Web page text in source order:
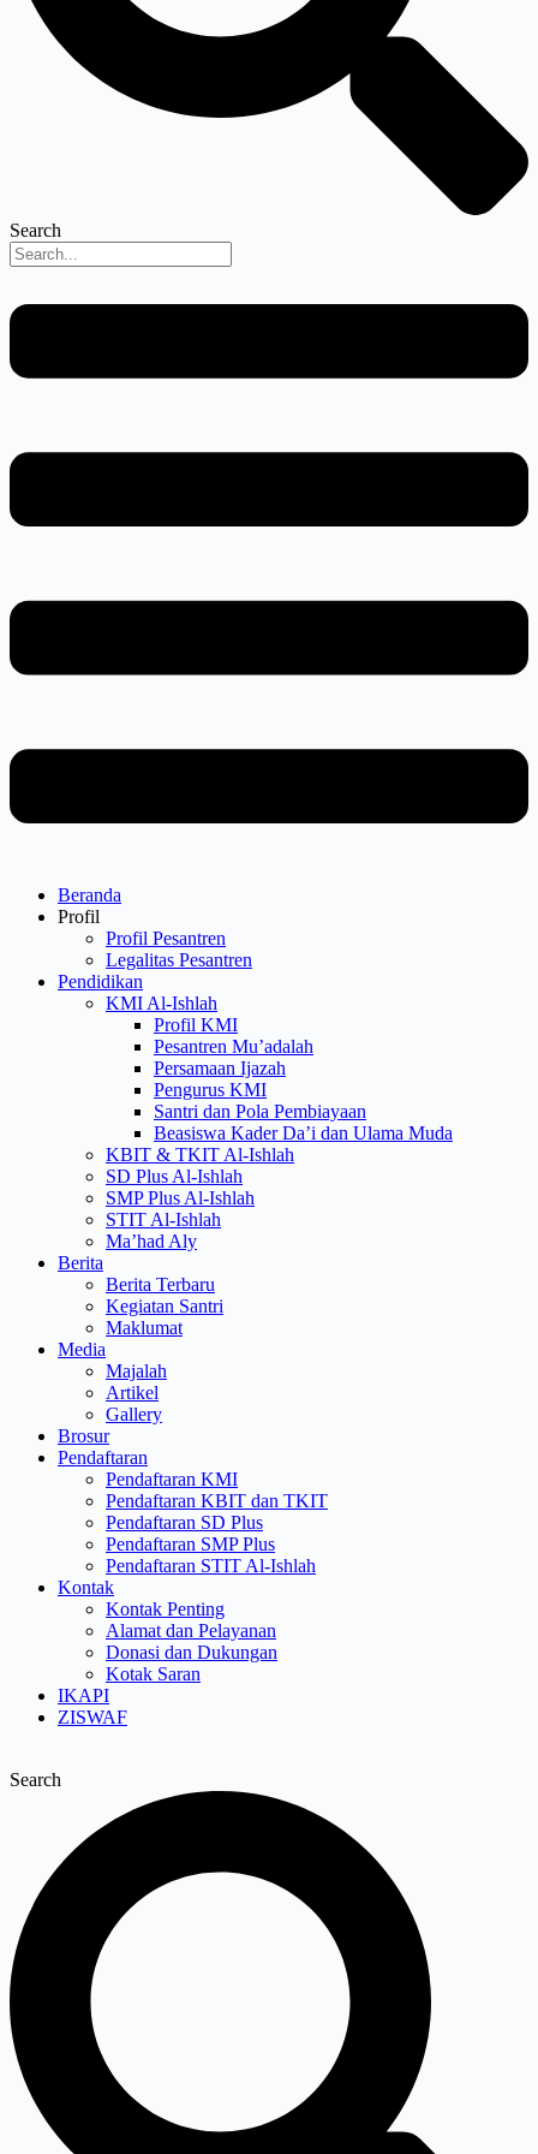
Search
Beranda
Profil
Profil Pesantren
Legalitas Pesantren
Pendidikan
KMI Al-Ishlah
Profil KMI
Pesantren Mu’adalah
Persamaan Ijazah
Pengurus KMI
Santri dan Pola Pembiayaan
Beasiswa Kader Da’i dan Ulama Muda
KBIT & TKIT Al-Ishlah
SD Plus Al-Ishlah
SMP Plus Al-Ishlah
STIT Al-Ishlah
Ma’had Aly
Berita
Berita Terbaru
Kegiatan Santri
Maklumat
Media
Majalah
Artikel
Gallery
Brosur
Pendaftaran
Pendaftaran KMI
Pendaftaran KBIT dan TKIT
Pendaftaran SD Plus
Pendaftaran SMP Plus
Pendaftaran STIT Al-Ishlah
Kontak
Kontak Penting
Alamat dan Pelayanan
Donasi dan Dukungan
Kotak Saran
IKAPI
ZISWAF
Search